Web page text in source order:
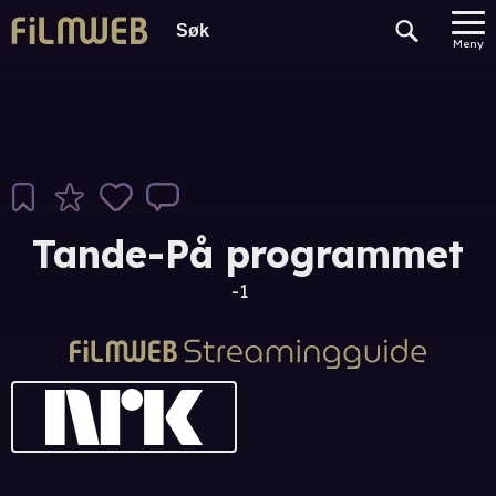
Meny
Tande-På programmet
-1